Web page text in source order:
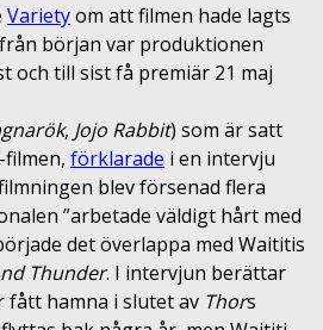
Varietyom att filmen hade lagts
början var produktionen
och till sist få premiär 21 maj
, Jojo Rabbit) som är satt
-filmen, förklarade i en intervju
blev försenad flera
”arbetade väldigt hårt med
det överlappa med Waititis
Thunder. I intervjun berättar
fått hamna i slutet av Thors